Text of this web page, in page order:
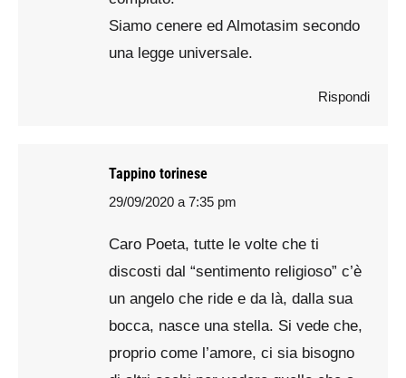
Siamo cenere ed Almotasim secondo
una legge universale.
Rispondi
Tappino torinese
says:
29/09/2020 a 7:35 pm
Caro Poeta, tutte le volte che ti
discosti dal “sentimento religioso” c’è
un angelo che ride e da là, dalla sua
bocca, nasce una stella. Si vede che,
proprio come l’amore, ci sia bisogno